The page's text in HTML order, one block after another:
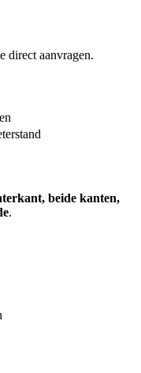
direct aanvragen.
beide kanten,
.